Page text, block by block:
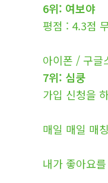
6위: 여보야
평점 : 4.3점
아이폰 / 구글
7위: 심쿵
가입 신청을
매일 매일 매
내가 좋아요